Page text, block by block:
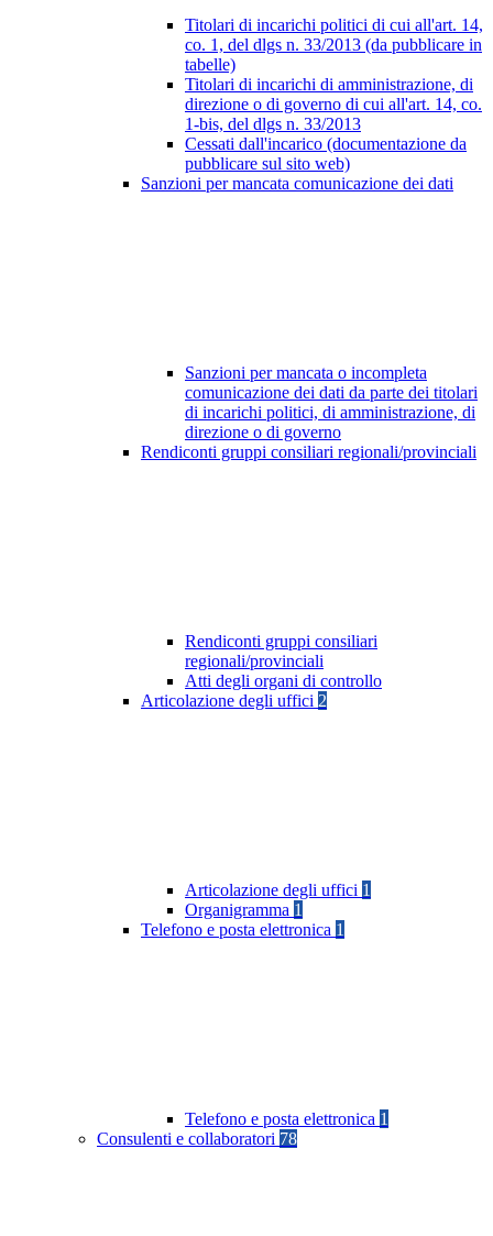
Titolari di incarichi politici di cui all'art. 14,
co. 1, del dlgs n. 33/2013 (da pubblicare in
tabelle)
Titolari di incarichi di amministrazione, di
direzione o di governo di cui all'art. 14, co.
1-bis, del dlgs n. 33/2013
Cessati dall'incarico (documentazione da
pubblicare sul sito web)
Sanzioni per mancata comunicazione dei dati
Sanzioni per mancata o incompleta
comunicazione dei dati da parte dei titolari
di incarichi politici, di amministrazione, di
direzione o di governo
Rendiconti gruppi consiliari regionali/provinciali
Rendiconti gruppi consiliari
regionali/provinciali
Atti degli organi di controllo
Articolazione degli uffici 2
Articolazione degli uffici 1
Organigramma 1
Telefono e posta elettronica 1
Telefono e posta elettronica 1
Consulenti e collaboratori 78